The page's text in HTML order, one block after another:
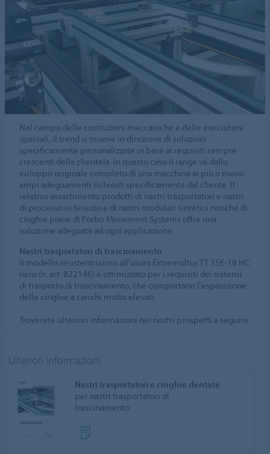
Nel campo delle costruzioni meccaniche e delle esecuzioni
speciali, il trend si muove in direzione di soluzioni
specificamente personalizzate in base ai requisiti sempre
crescenti della clientela. In questo caso il range va dallo
sviluppo originale completo di una macchina ai più o meno
ampi adeguamenti richiesti specificamente dal cliente. Il
relativo assortimento prodotti di nastri trasportatori e nastri
di processo in tessuto e di nastri modulari sintetici nonché di
cinghie piane di Forbo Movement Systems offre una
soluzione adeguata ad ogni applicazione.
Nastri trasportatori di trascinamento
Il modello resistentissimo all'usura Extremultus TT 15E-18 HC
nero (n. art. 822146) è ottimizzato per i requisiti dei sistemi
di trasporto di trascinamento, che comportano l'esposizione
delle cinghie a carichi molto elevati.
Troverete ulteriori informazioni nei nostri prospetti a seguire.
Ulteriori informazioni
Nastri trasportatori e cinghie dentate
per nastri trasportatori di
trascinamento